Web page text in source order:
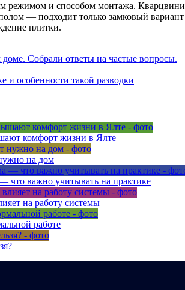
режимом и способом монтажа.
— подходит только замковый
плитки.
Собрали ответы на частые вопросы.
и особенности такой разводки
комфорт жизни в Ялте
на дом
что важно учитывать на практике
на работу системы
работе